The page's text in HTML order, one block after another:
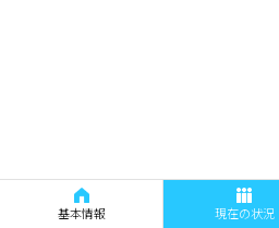
基本情報 現在の状況